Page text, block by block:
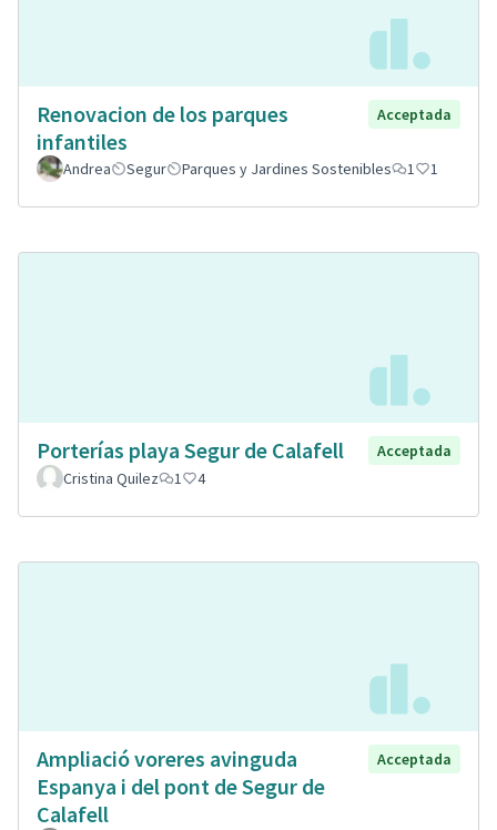
Renovacion de los parques
infantiles
Acceptada
Andrea Segur Parques y Jardines Sostenibles 1 1
Porterías playa Segur de Calafell
Acceptada
Cristina Quilez
1 4
Ampliació voreres avinguda
Espanya i del pont de Segur de
Calafell
Acceptada